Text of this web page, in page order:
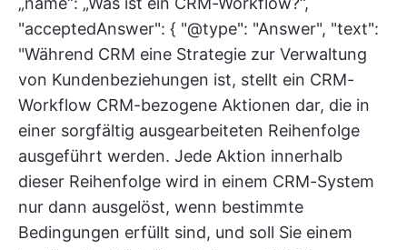
"acceptedAnswer": { "@type": "Answer", "text":
"Während CRM eine Strategie zur Verwaltung
von Kundenbeziehungen ist, stellt ein CRM-
Workflow CRM-bezogene Aktionen dar, die in
einer sorgfältig ausgearbeiteten Reihenfolge
ausgeführt werden. Jede Aktion innerhalb
dieser Reihenfolge wird in einem CRM-System
nur dann ausgelöst, wenn bestimmte
Bedingungen erfüllt sind, und soll Sie einem